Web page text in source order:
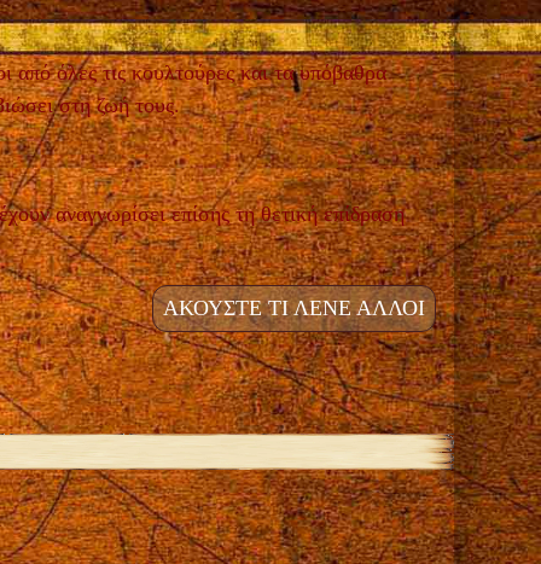
όλες τις κουλτούρες και τα υπόβαθρα
στη ζωή τους.
αναγνωρίσει επίσης τη θετική επίδραση
ΑΚΟΥΣΤΕ ΤΙ ΛΕΝΕ ΑΛΛΟΙ